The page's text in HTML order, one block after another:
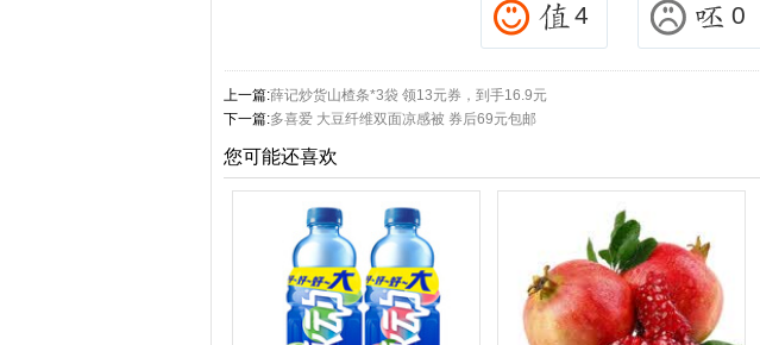
4 0
上一篇:薛记炒货山楂条*3袋 领13元券，到手16.9元
下一篇:多喜爱 大豆纤维双面凉感被 券后69元包邮
您可能还喜欢